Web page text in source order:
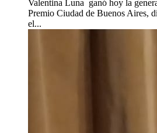
Valentina Luna ganó hoy la
Premio Ciudad de Buenos Aires,
el...